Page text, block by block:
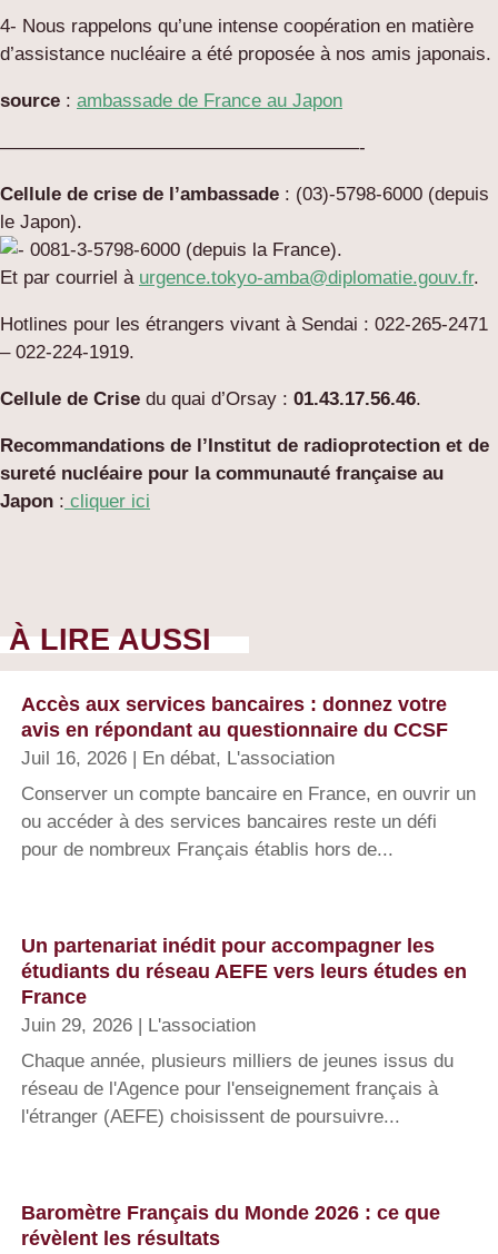
4- Nous rappelons qu’une intense coopération en matière
d’assistance nucléaire a été proposée à nos amis japonais.
source : ambassade de France au Japon
———————————————————-
Cellule de crise de l’ambassade : (03)-5798-6000 (depuis
le Japon).
0081-3-5798-6000 (depuis la France).
Et par courriel à urgence.tokyo-amba@diplomatie.gouv.fr.
Hotlines pour les étrangers vivant à Sendai : 022-265-2471
– 022-224-1919.
Cellule de Crise du quai d’Orsay : 01.43.17.56.46.
Recommandations de l’Institut de radioprotection et de
sureté nucléaire pour la communauté française au
Japon : cliquer ici
À LIRE AUSSI
Accès aux services bancaires : donnez votre
avis en répondant au questionnaire du CCSF
Juil 16, 2026 En débat, L'association
Conserver un compte bancaire en France, en ouvrir un
ou accéder à des services bancaires reste un défi
pour de nombreux Français établis hors de...
Un partenariat inédit pour accompagner les
étudiants du réseau AEFE vers leurs études en
France
Juin 29, 2026
L'association
Chaque année, plusieurs milliers de jeunes issus du
réseau de l'Agence pour l'enseignement français à
l'étranger (AEFE) choisissent de poursuivre...
Baromètre Français du Monde 2026 : ce que
révèlent les résultats